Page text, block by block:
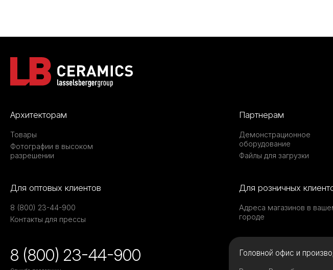
Архитекторам
Товары
Фотографии в высоком
разрешении
Партнерам
Демонстрационное
оборудование
Файлы для загрузки
Для оптовых клиентов
8 (800) 23-44-900
Контакты для прессы
Для розничных
Адреса магазинов в
городе
8 (800) 23-44-900 Головной офис и